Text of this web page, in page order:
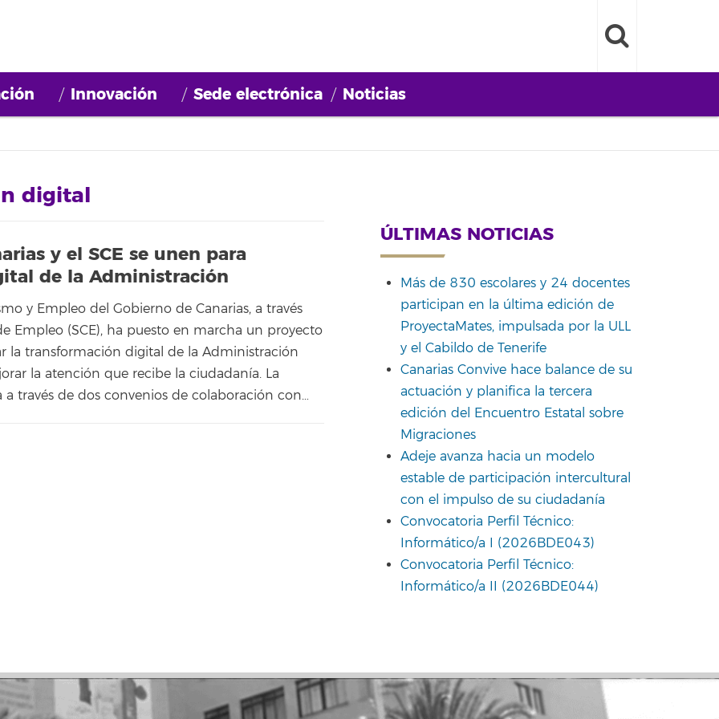
Innovación Sede electrónica Noticias
digital
y el SCE se unen para
de la Administración
y Empleo del Gobierno de Canarias, a través
Empleo (SCE), ha puesto en marcha un proyecto
la transformación digital de la Administración
la atención que recibe la ciudadanía. La
a través de dos convenios de colaboración con…
ÚLTIMAS NOTICIAS
Más de 830 escolares y 24 docentes
participan en la última edición de
ProyectaMates, impulsada por la ULL
y el Cabildo de Tenerife
Canarias Convive hace balance de su
actuación y planifica la tercera
edición del Encuentro Estatal sobre
Migraciones
Adeje avanza hacia un modelo
estable de participación intercultural
con el impulso de su ciudadanía
Convocatoria Perfil Técnico:
Informático/a I (2026BDE043)
Convocatoria Perfil Técnico:
Informático/a II (2026BDE044)